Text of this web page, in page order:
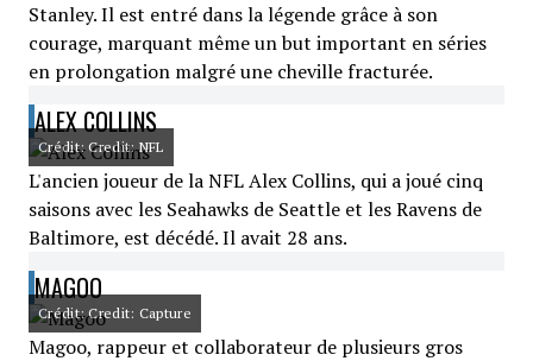
Stanley. Il est entré dans la légende grâce à son
courage, marquant même un but important en séries
en prolongation malgré une cheville fracturée.
ALEX COLLINS
Crédit: Credit: NFL
L'ancien joueur de la NFL Alex Collins, qui a joué cinq
saisons avec les Seahawks de Seattle et les Ravens de
Baltimore, est décédé. Il avait 28 ans.
MAGOO
Crédit: Credit: Capture
Magoo, rappeur et collaborateur de plusieurs gros